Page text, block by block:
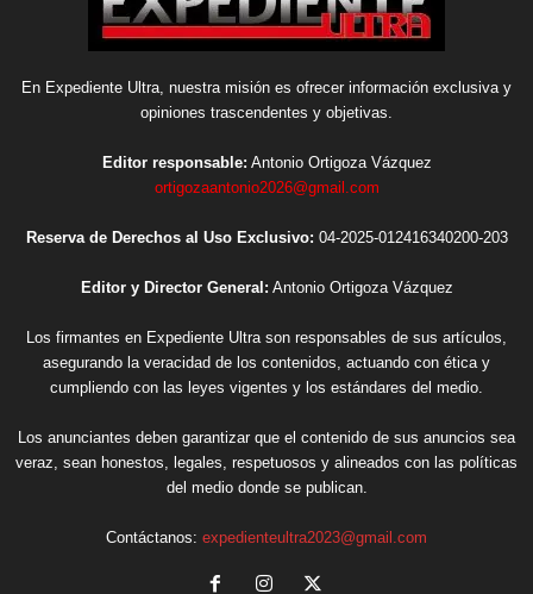
En Expediente Ultra, nuestra misión es ofrecer información exclusiva y
opiniones trascendentes y objetivas.
Editor responsable: Antonio Ortigoza Vázquez
ortigozaantonio2026@gmail.com
Reserva de Derechos al Uso Exclusivo: 04-2025-012416340200-203
Editor y Director General: Antonio Ortigoza Vázquez
Los firmantes en Expediente Ultra son responsables de sus artículos,
asegurando la veracidad de los contenidos, actuando con ética y
cumpliendo con las leyes vigentes y los estándares del medio.
Los anunciantes deben garantizar que el contenido de sus anuncios sea
veraz, sean honestos, legales, respetuosos y alineados con las políticas
del medio donde se publican.
Contáctanos: expedienteultra2023@gmail.com